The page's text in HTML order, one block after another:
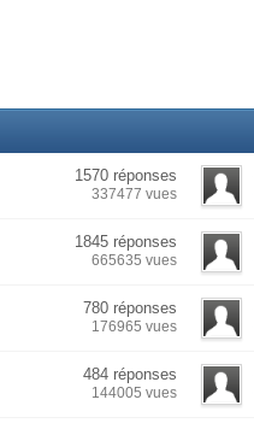
1570 réponses
337477 vues
1845 réponses
665635 vues
780 réponses
176965 vues
484 réponses
144005 vues